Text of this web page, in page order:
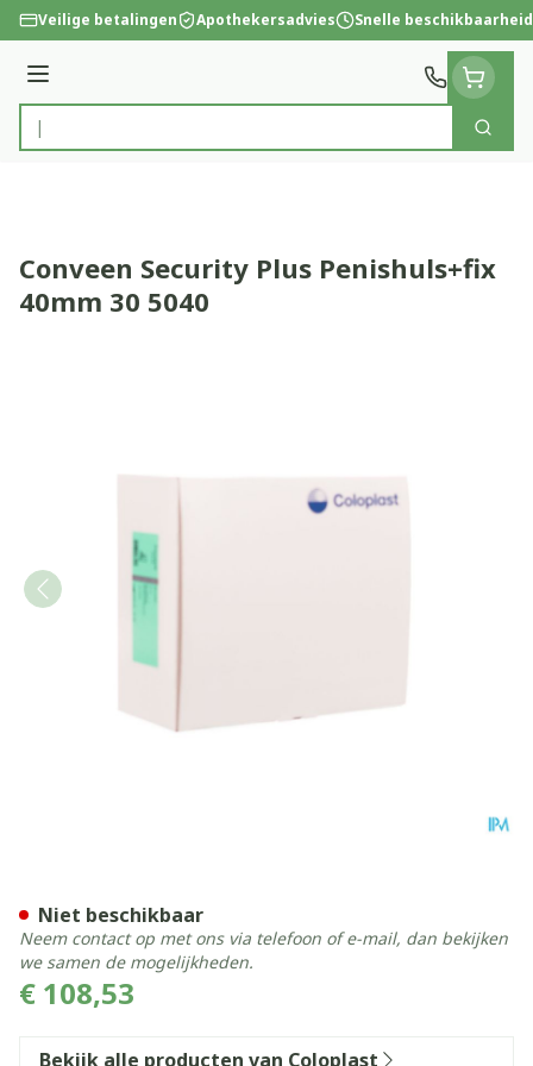
Ga naar de inhoud
Veilige betalingen Apothekersadvies Snelle beschikbaarheid
Menu
Product, merk, categorie...
Zoek
Conveen Security Plus Penishuls+fix
40mm 30 5040
€ 108,53
Niet beschikbaar
Neem contact op met ons via telefoon of e-mail, dan bekijken
we samen de mogelijkheden.
Bekijk alle producten van Coloplast